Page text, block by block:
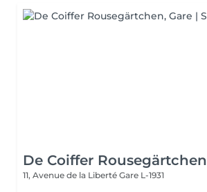
De Coiffer Rousegärtchen
11, Avenue de la Liberté Gare L-1931